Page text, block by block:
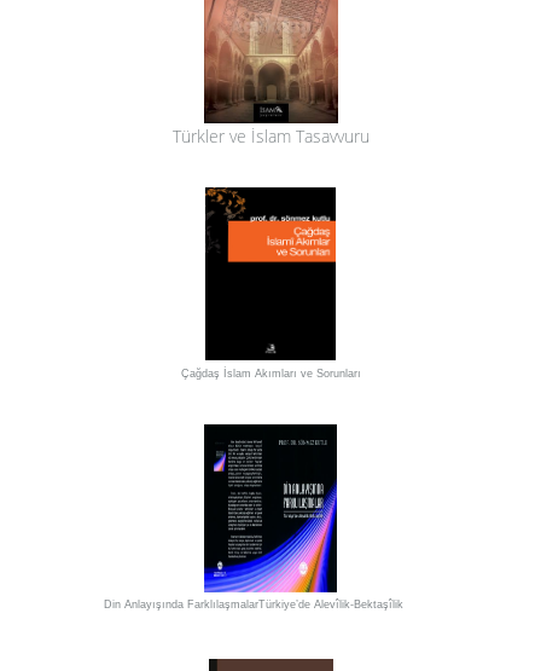
Türkler ve İslam Tasavvuru
Çağdaş İslam Akımları ve Sorunları
Din Anlayışında FarklılaşmalarTürkiye’de Alevîlik-Bektaşîlik